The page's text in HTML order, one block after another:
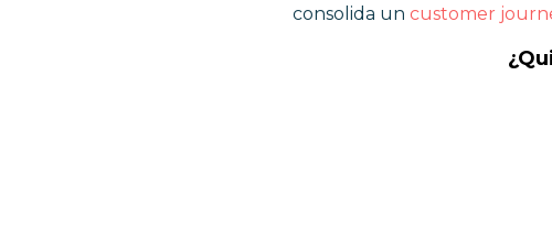
consolida un customer